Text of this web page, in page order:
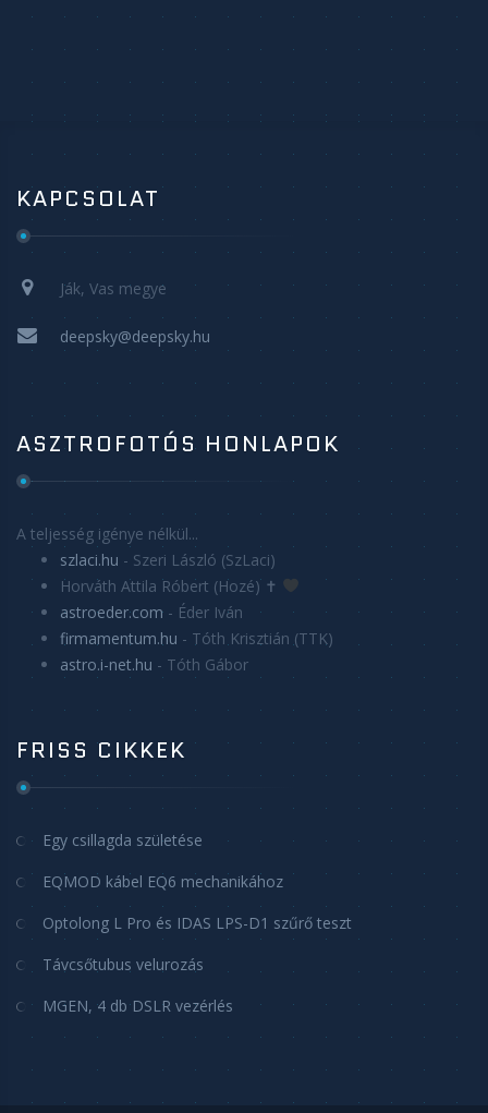
KAPCSOLAT
Ják, Vas megye
deepsky@deepsky.hu
ASZTROFOTÓS HONLAPOK
A teljesség igénye nélkül...
szlaci.hu - Szeri László (SzLaci)
Horváth Attila Róbert (Hozé) ✝
astroeder.com - Éder Iván
firmamentum.hu - Tóth Krisztián (TTK)
astro.i-net.hu - Tóth Gábor
FRISS CIKKEK
Egy csillagda születése
EQMOD kábel EQ6 mechanikához
Optolong L Pro és IDAS LPS-D1 szűrő teszt
Távcsőtubus velurozás
MGEN, 4 db DSLR vezérlés